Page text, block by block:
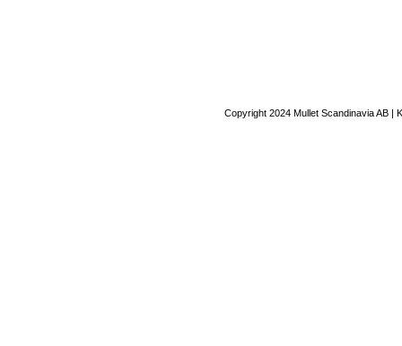
Copyright 2024 Mullet Scandinavia AB |